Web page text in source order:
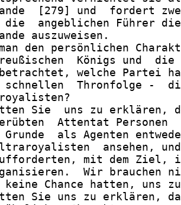
[279] und  fordert
die  angeblichen Führer
auszuweisen.
den persönlichen
Königs und
welche Partei
schnellen  Thronfolge -
Sie  uns zu erklären,
Attentat Personen
Grunde  als Agenten
ansehen,
mit dem Ziel,
Wir brauchen
keine Chance hatten, uns
Sie uns zu erklären,